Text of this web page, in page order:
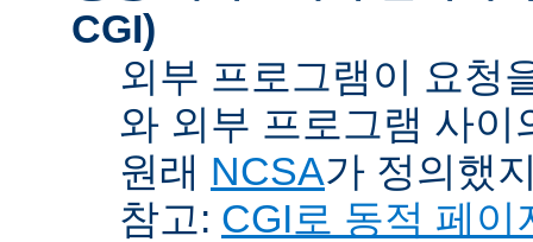
CGI)
외부 프로그램이 요청
와 외부 프로그램 사
원래 NCSA가 정의했
참고: CGI로 동적 페이